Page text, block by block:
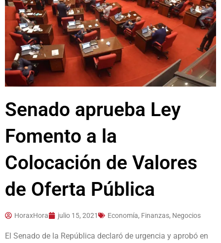
Senado aprueba Ley
Fomento a la
Colocación de Valores
de Oferta Pública
HoraxHora julio 15, 2021 Economía, Finanzas, Negocios
El Senado de la República declaró de urgencia y aprobó en